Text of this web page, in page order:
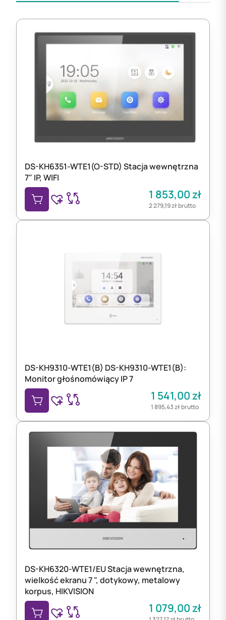
DS-KH6351-WTE1(O-STD) Stacja wewnętrzna
7" IP, WIFI
1 853,00zł
2 279,19złbrutto
DS-KH9310-WTE1(B) DS-KH9310-WTE1(B):
Monitor głośnomówiący IP 7
1 541,00zł
1 895,43złbrutto
DS-KH6320-WTE1/EU Stacja wewnętrzna,
wielkość ekranu 7 ", dotykowy, metalowy
korpus, HIKVISION
1 079,00zł